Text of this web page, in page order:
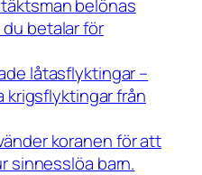
belönas
betalar för
låtasflyktingar –
krigsflyktingar från
koranen för att
sinnesslöa barn.